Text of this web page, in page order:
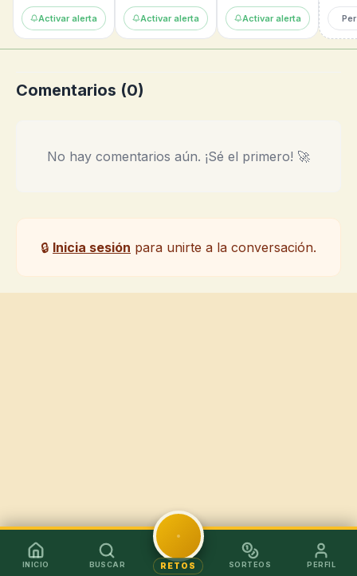
Activar alerta Activar alerta Activar alerta
Comentarios (0)
No hay comentarios aún. ¡Sé el primero! 🚀
🔒 Inicia sesión para unirte a la conversación.
INICIO BUSCAR RETOS SORTEOS PERFIL